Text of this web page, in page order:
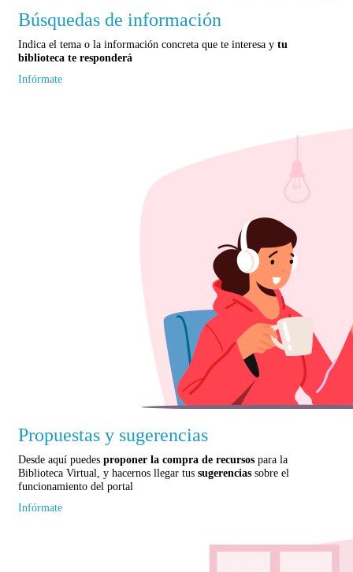
Búsquedas de información
Indica el tema o la información concreta que te interesa y tu
biblioteca te responderá
Infórmate
Propuestas y sugerencias
Desde aquí puedes proponer la compra de recursos para la
Biblioteca Virtual, y hacernos llegar tus sugerencias sobre el
funcionamiento del portal
Infórmate